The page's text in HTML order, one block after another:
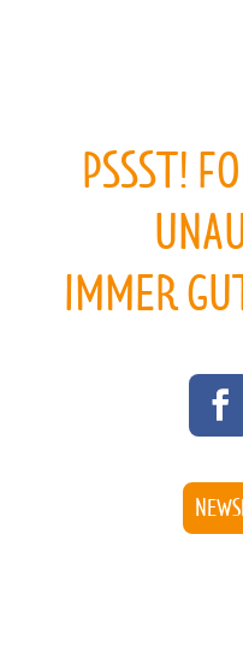
PSSST!
IMMER